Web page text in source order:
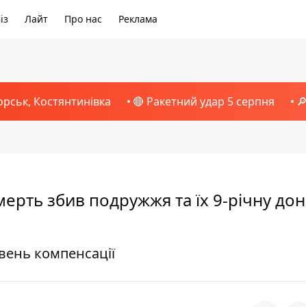
Лайт Про нас Реклама
Костянтинівка 🔴 Ракетний удар 5 серпня
збив подружжя та їх 9-річну
компенсації